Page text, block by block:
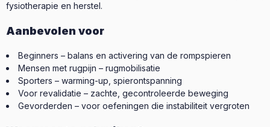
fysiotherapie en herstel.
Aanbevolen voor
Beginners – balans en activering van de rompspieren
Mensen met rugpijn – rugmobilisatie
Sporters – warming-up, spierontspanning
Voor revalidatie – zachte, gecontroleerde beweging
Gevorderden – voor oefeningen die instabiliteit vergroten